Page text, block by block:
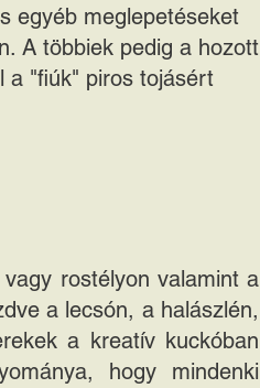
egyéb meglepetéseket
A többiek pedig a hozott
a "fiúk" piros tojásért
rostélyon valamint a
a lecsón, a halászlén,
a kreatív kuckóban
hogy mindenki